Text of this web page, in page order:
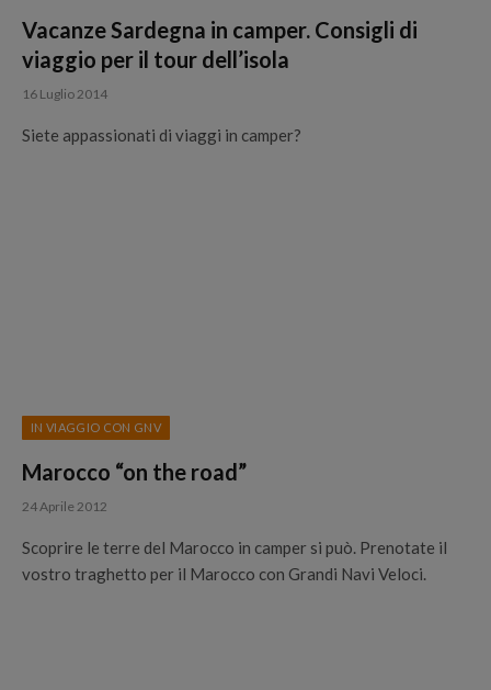
Vacanze Sardegna in camper. Consigli di
viaggio per il tour dell’isola
16 Luglio 2014
Siete appassionati di viaggi in camper?
IN VIAGGIO CON GNV
Marocco “on the road”
24 Aprile 2012
Scoprire le terre del Marocco in camper si può. Prenotate il
vostro traghetto per il Marocco con Grandi Navi Veloci.